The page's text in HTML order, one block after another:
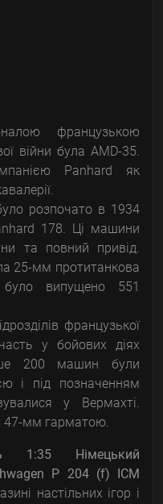
французькою
війни була AMD-35.
Panhard як
розпочато в 1934
178. Ці машини
та повний привід.
25-мм протитанкова
випущено 551
французької
у бойових діях
200 машин були
і під позначенням
у Вермахті.
47-мм гарматою.
1:35 Німецький
P 204 (f) ICM
настільних ігор і